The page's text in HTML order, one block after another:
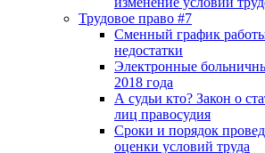
Трудовое право #7
Сменный график
недостатки
Электронные
2018 года
А судьи кто? Закон о
лиц правосудия
Сроки и порядок
оценки условий труда